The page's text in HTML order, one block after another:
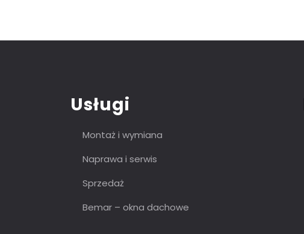
Usługi
Montaż i wymiana
Naprawa i serwis
Sprzedaż
Bemar – okna dachowe